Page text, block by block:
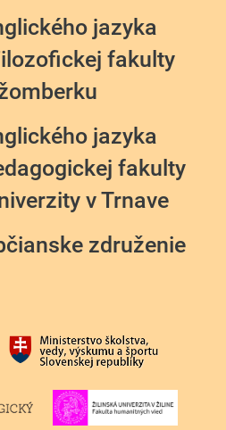
jazyka
fakulty
jazyka
fakulty
v Trnave
združenie